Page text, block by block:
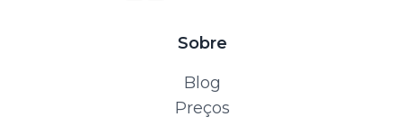
Sobre
Blog
Preços